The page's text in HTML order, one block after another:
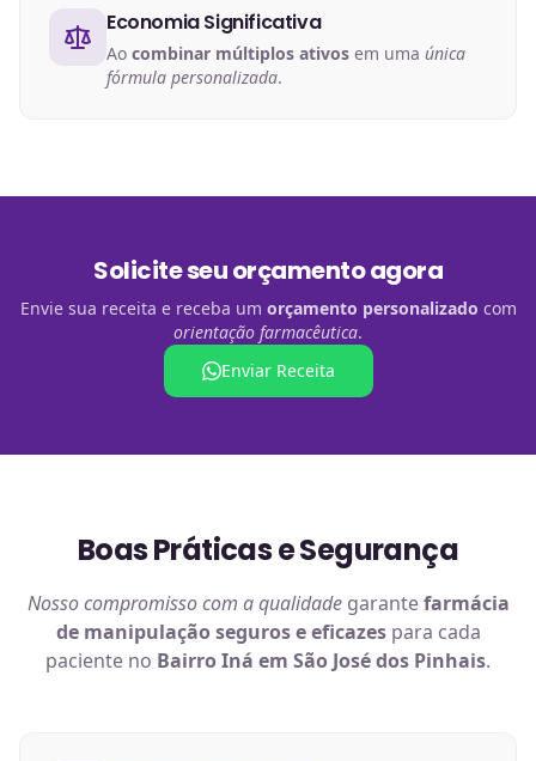
Economia Significativa
Ao combinar múltiplos ativos em uma única
fórmula personalizada.
Solicite seu orçamento agora
Envie sua receita e receba um orçamento personalizado com
orientação farmacêutica.
Enviar Receita
Boas Práticas e Segurança
Nosso compromisso com a qualidadegarantefarmácia
de manipulaçãoseguros e eficazespara cada
paciente no Bairro Iná em São José dos Pinhais.